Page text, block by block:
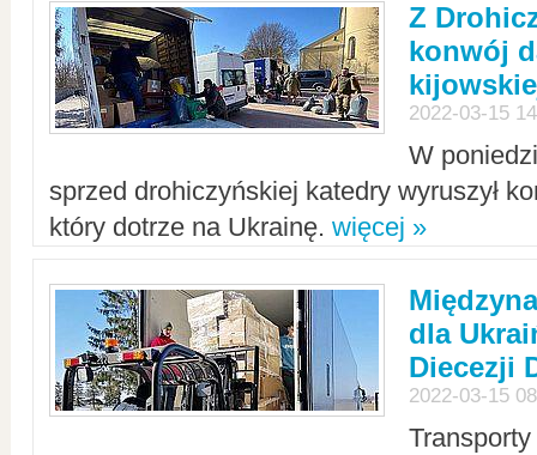
Z
konwój
2022-03-15
W
sprzed drohiczyńskiej katedry wyruszył
który dotrze na Ukrainę. więcej »
dla
Diecezji
2022-03-15